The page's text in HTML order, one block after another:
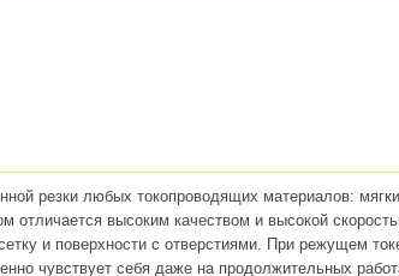
резки любых токопроводящих материалов:
высоким качеством и высокой
и поверхности с отверстиями. При режущем
себя даже на продолжительных